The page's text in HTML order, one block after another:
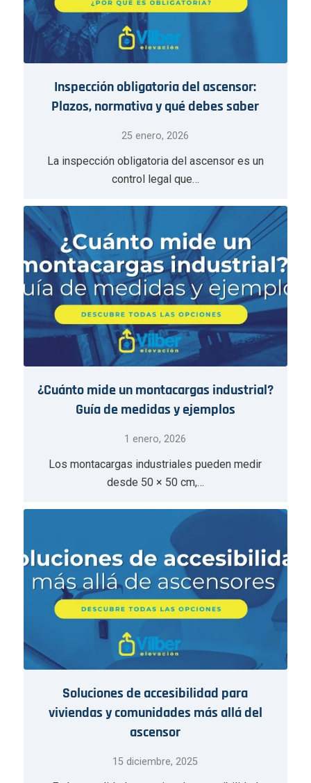
Inspección obligatoria del ascensor:
Plazos, normativa y qué debes saber
25 enero, 2026
La inspección obligatoria del ascensor es un
control legal que…
¿Cuánto mide un montacargas industrial?
Guía de medidas y ejemplos
1 enero, 2026
Los montacargas industriales pueden medir
desde 50 × 50 cm,…
Soluciones de accesibilidad para
viviendas y comunidades más allá del
ascensor
15 diciembre, 2025